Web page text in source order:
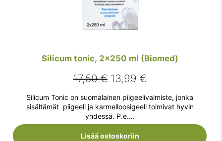
Silicum tonic, 2×250 ml (Biomed)
17,50€ Alkuperäinen
hinta
oli:
17,50 €.
13,99 €Nykyinen
hinta
on:
13,99 €.
Silicum Tonic on suomalainen piigeelivalmiste, jonka
sisältämät piigeeli ja karmelloosigeeli toimivat hyvin
yhdessä. P.e....
Lisää ostoskoriin